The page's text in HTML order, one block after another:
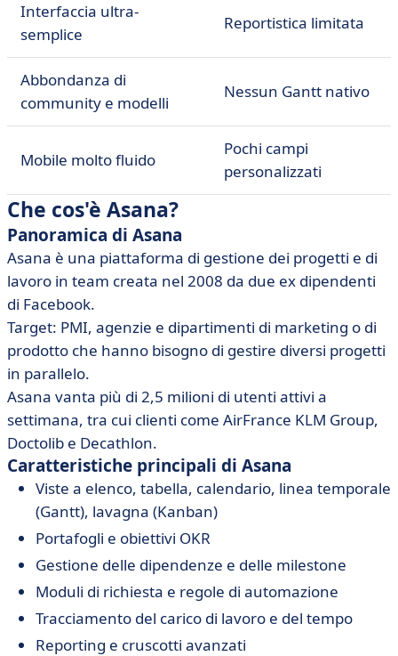
Interfaccia ultra-
semplice
Reportistica limitata
Abbondanza di
community e modelli
Nessun Gantt nativo
Mobile molto fluido
Pochi campi
personalizzati
Che cos'è Asana?
Panoramica di Asana
Asana è una piattaforma di gestione dei progetti e di
lavoro in team creata nel 2008 da due ex dipendenti
di Facebook.
Target: PMI, agenzie e dipartimenti di marketing o di
prodotto che hanno bisogno di gestire diversi progetti
in parallelo.
Asana vanta più di 2,5 milioni di utenti attivi a
settimana, tra cui clienti come AirFrance KLM Group,
Doctolib e Decathlon.
Caratteristiche principali di Asana
Viste a elenco, tabella, calendario, linea temporale
(Gantt), lavagna (Kanban)
Portafogli e obiettivi OKR
Gestione delle dipendenze e delle milestone
Moduli di richiesta e regole di automazione
Tracciamento del carico di lavoro e del tempo
Reporting e cruscotti avanzati